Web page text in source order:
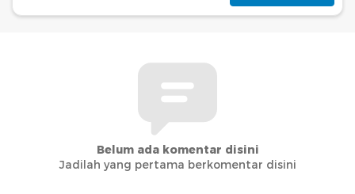
Belum ada komentar disini
Jadilah yang pertama berkomentar disini